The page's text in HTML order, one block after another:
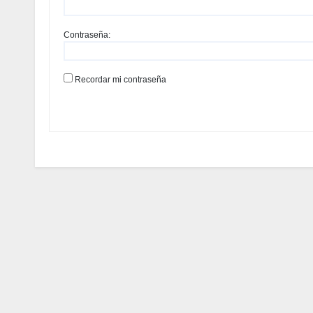
Contraseña:
Recordar mi contraseña